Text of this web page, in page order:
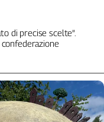
di precise scelte”.